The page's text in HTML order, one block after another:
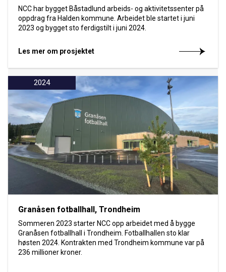
NCC har bygget Båstadlund arbeids- og aktivitetssenter på
oppdrag fra Halden kommune. Arbeidet ble startet i juni
2023 og bygget sto ferdigstilt i juni 2024.
Les mer om prosjektet
2024
Granåsen fotballhall, Trondheim
Sommeren 2023 starter NCC opp arbeidet med å bygge
Granåsen fotballhall i Trondheim. Fotballhallen sto klar
høsten 2024. Kontrakten med Trondheim kommune var på
236 millioner kroner.